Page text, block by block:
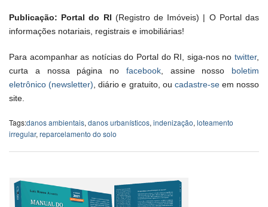
Publicação: Portal do RI (Registro de Imóveis) | O Portal das
informações notariais, registrais e imobiliárias!
Para acompanhar as notícias do Portal do RI, siga-nos no twitter,
curta a nossa página no facebook, assine nosso boletim
eletrônico (newsletter) , diário e gratuito, ou cadastre-seem nosso
site.
Tags:danos ambientais, danos urbanísticos, indenização, loteamento
irregular, reparcelamento do solo